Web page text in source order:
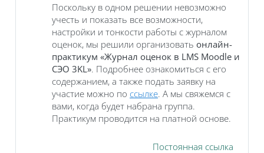
Поскольку в одном решении невозможно
учесть и показать все возможности,
настройки и тонкости работы с журналом
оценок, мы решили организовать онлайн-
практикум «Журнал оценок в LMS Moodle и
СЭО 3KL». Подробнее ознакомиться с его
содержанием, а также подать заявку на
участие можно по ссылке. А мы свяжемся с
вами, когда будет набрана группа.
Практикум проводится на платной основе.
Постоянная ссылка